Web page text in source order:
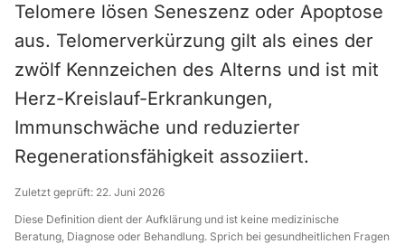
Telomere lösen Seneszenz oder Apoptose
aus. Telomerverkürzung gilt als eines der
zwölf Kennzeichen des Alterns und ist mit
Herz-Kreislauf-Erkrankungen,
Immunschwäche und reduzierter
Regenerationsfähigkeit assoziiert.
Zuletzt geprüft: 22. Juni 2026
Diese Definition dient der Aufklärung und ist keine medizinische
Beratung, Diagnose oder Behandlung. Sprich bei gesundheitlichen Fragen